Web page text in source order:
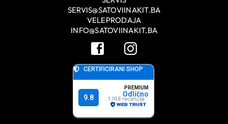
SERVIS@SATOVIINAKIT.BA
VELEPRODAJA
INFO@SATOVIINAKIT.BA